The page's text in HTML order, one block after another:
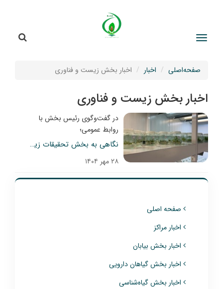
صفحه‌اصلی اخبار اخبار بخش زیست و فناوری
اخبار بخش زیست و فناوری
در گفت‌وگوی رئیس بخش با
روابط عمومی؛
نگاهی به بخش تحقیقات زیست‌فناوری منابع طبیعی
۲۸ مهر ۱۴۰۴
صفحه اصلی
اخبار مراکز
اخبار بخش بیابان
اخبار بخش گیاهان دارویی
اخبار بخش گیاه‌شناسی